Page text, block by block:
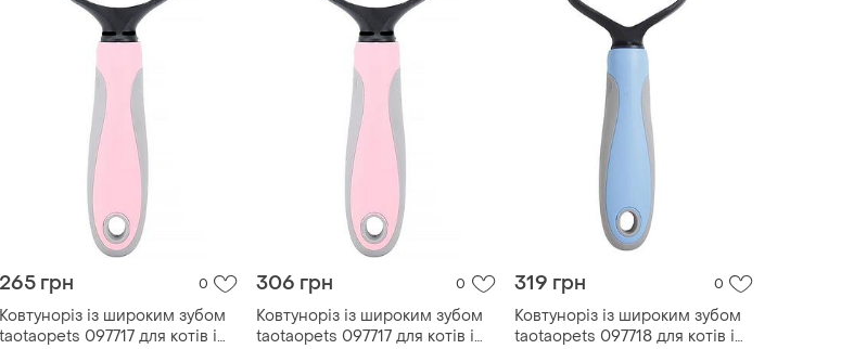
265 грн 0
Ковтуноріз із широким зубом
taotaopets 097717 для котів і
306 грн 0
Ковтуноріз із широким зубом
taotaopets 097717 для котів і
319 грн 0
Ковтуноріз із широким зубом
taotaopets 097718 для котів і